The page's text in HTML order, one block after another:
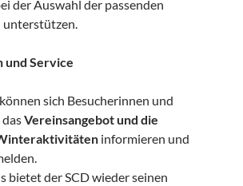
der Auswahl der passenden
und Service
können sich Besucherinnen und
Vereinsangebot und die
informieren und
bietet der SCD wieder seinen